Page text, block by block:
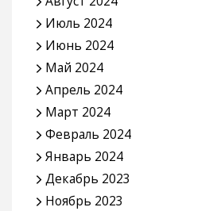
Июль 2024
Июнь 2024
Май 2024
Апрель 2024
Март 2024
Февраль 2024
Январь 2024
Декабрь 2023
Ноябрь 2023